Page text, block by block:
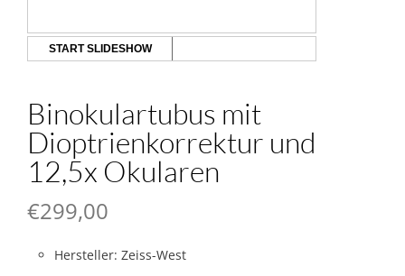
START SLIDESHOW
Binokulartubus mit
Dioptrienkorrektur und
12,5x Okularen
€299,00
Hersteller: Zeiss-West